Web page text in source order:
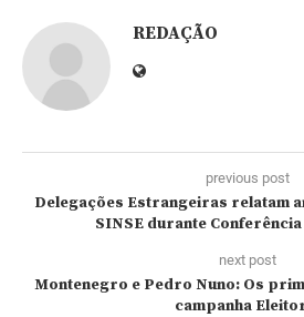
REDAÇÃO
previous post
Delegações Estrangeiras relatam
SINSE durante
next post
Montenegro e Pedro Nuno: Os
campanha